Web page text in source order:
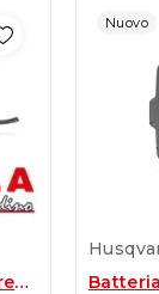
Nuovo